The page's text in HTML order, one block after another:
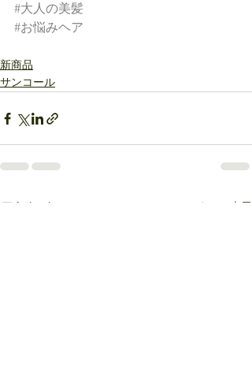
#大人の美髪
#お悩みヘア
新商品
サンコール